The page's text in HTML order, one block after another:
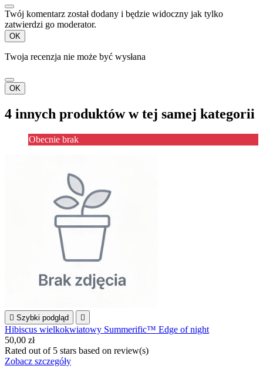
Twój komentarz został dodany i będzie widoczny jak tylko
zatwierdzi go moderator.
OK
Twoja recenzja nie może być wysłana
OK
4 innych produktów w tej samej kategorii
Obecnie brak
 Szybki podgląd 
Hibiscus wielkokwiatowy Summerific™ Edge of night
50,00 zł
Rated out of 5 stars based on review(s)
Zobacz szczegóły